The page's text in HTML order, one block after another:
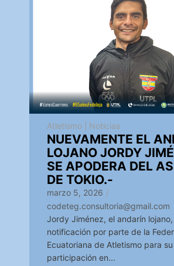
Atletismo Noticias
NUEVAMENTE EL
LOJANO JORDY
SE APODERA DEL
DE TOKIO.-
marzo 5, 2026 /
codeteg.consultoria@gmail.com
Jordy Jiménez, el andarín
notificación por parte de la
Ecuatoriana de Atletismo para su
participación en...